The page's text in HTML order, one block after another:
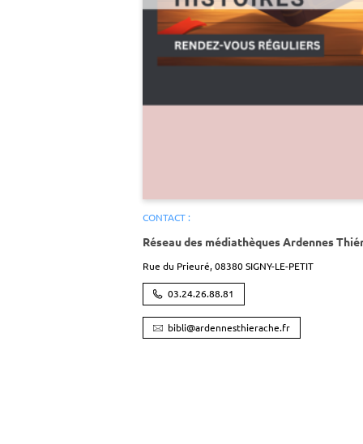
CONTACT :
Réseau des médiathèques Ardennes
Rue du Prieuré, 08380 SIGNY-LE-PETIT
03.24.26.88.81
bibli@ardennesthierache.fr